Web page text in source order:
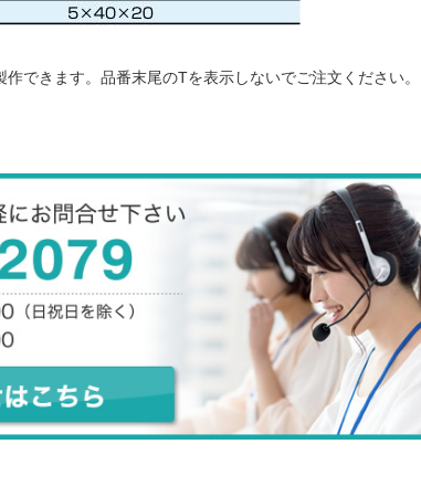
できます。品番末尾のTを表示しないでご注文ください。